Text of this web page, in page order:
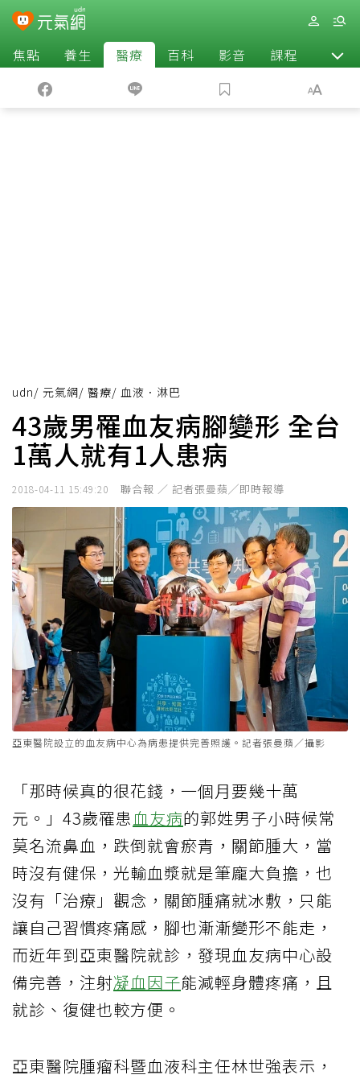
焦點 養生 醫療 百科 影音 課程 退休
udn/ 元氣網/ 醫療/ 血液．淋巴
43歲男罹血友病腳變形 全台
1萬人就有1人患病
2018-04-11 15:49:20 聯合報 ／ 記者張曼蘋╱即時報導
亞東醫院設立的血友病中心為病患提供完善照護。記者張曼蘋／攝影
「那時候真的很花錢，一個月要幾十萬
元。」43歲罹患血友病的郭姓男子小時候常
莫名流鼻血，跌倒就會瘀青，關節腫大，當
時沒有健保，光輸血漿就是筆龐大負擔，也
沒有「治療」觀念，關節腫痛就冰敷，只能
讓自己習慣疼痛感，腳也漸漸變形不能走，
而近年到亞東醫院就診，發現血友病中心設
備完善，注射凝血因子能減輕身體疼痛，且
就診、復健也較方便。
亞東醫院腫瘤科暨血液科主任林世強表示，